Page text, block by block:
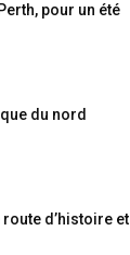
pour un été
du nord
route d’histoire et